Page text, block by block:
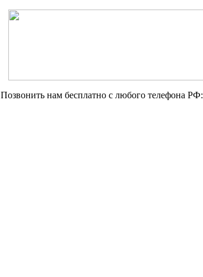
Позвонить нам бесплатно с любого телефона РФ: